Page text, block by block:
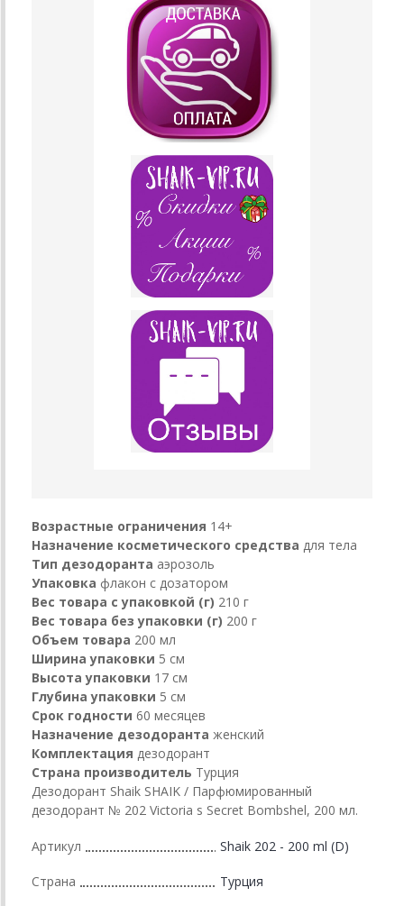
Возрастные ограничения 14+
Назначение косметического средства для тела
Тип дезодоранта аэрозоль
Упаковка флакон с дозатором
Вес товара с упаковкой (г) 210 г
Вес товара без упаковки (г) 200 г
Объем товара 200 мл
Ширина упаковки 5 см
Высота упаковки 17 см
Глубина упаковки 5 см
Срок годности 60 месяцев
Назначение дезодоранта женский
Комплектация дезодорант
Страна производитель Турция
Дезодорант Shaik SHAIK / Парфюмированный
дезодорант № 202 Victoria s Secret Bombshel, 200 мл.
Артикул Shaik 202 - 200 ml (D)
Страна Турция